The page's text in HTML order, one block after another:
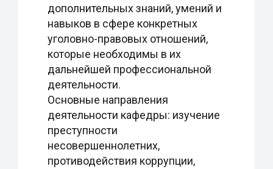
дополнительных знаний, умений и
навыков в сфере конкретных
уголовно-правовых отношений,
которые необходимы в их
дальнейшей профессиональной
деятельности.
Основные направления
деятельности кафедры: изучение
преступности
несовершеннолетних,
противодействия коррупции,